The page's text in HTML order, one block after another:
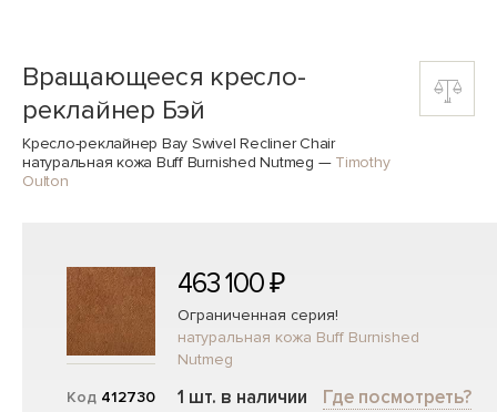
Вращающееся кресло-
реклайнер Бэй
Кресло-реклайнер Bay Swivel Recliner Chair
натуральная кожа Buff Burnished Nutmeg — Timothy
Oulton
Код 412730
463 100 ₽
Ограниченная серия!
натуральная кожа Buff Burnished
Nutmeg
1 шт. в наличии Где посмотреть?